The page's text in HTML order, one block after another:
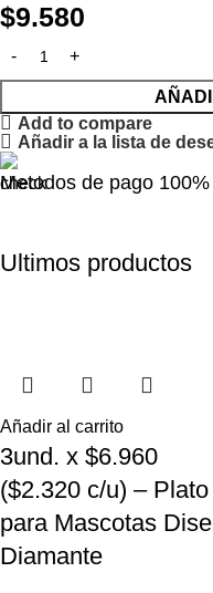
$9.580
Add to compare
Añadir a la lista de
Metodos de pago
Ultimos productos
Añadir al carrito
3und. x $6.960
($2.320 c/u) – Plato
para Mascotas
Diamante